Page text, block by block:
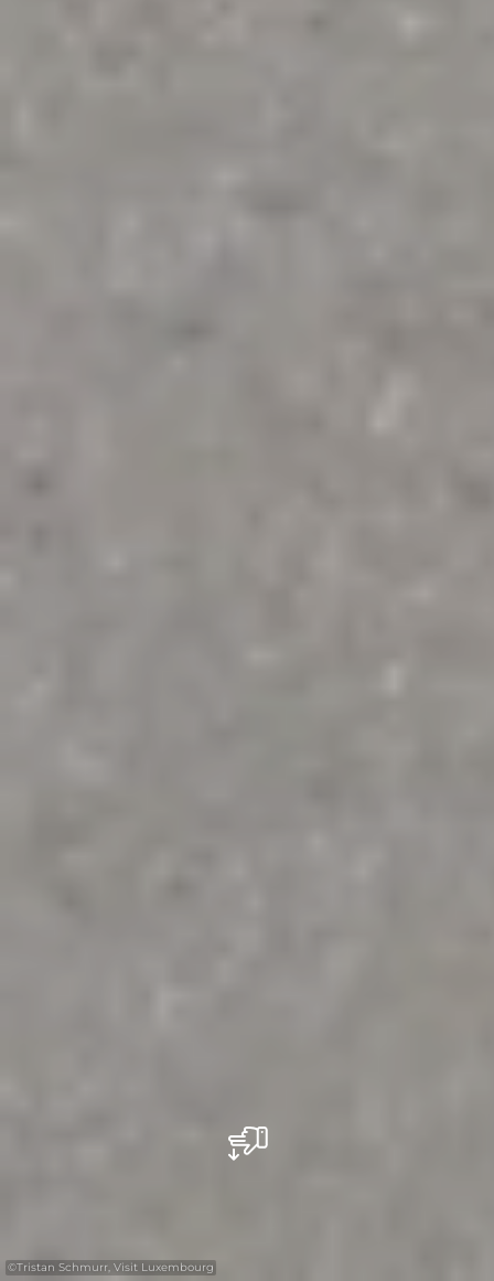
©Tristan Schmurr, Visit Luxembourg